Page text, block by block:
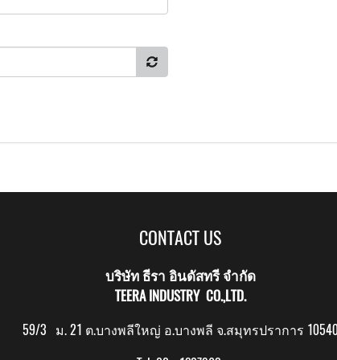
CONTACT US
บริษัท ธีรา อินดัสทรี จำกัด
TEERA INDUSTRY CO.,LTD.
59/3 ม. 21 ต.บางพลีใหญ่ อ.บางพลี จ.สมุทรปราการ